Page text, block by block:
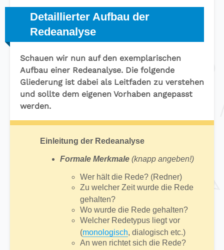
Detaillierter Aufbau der
Redeanalyse
Schauen wir nun auf den exemplarischen
Aufbau einer Redeanalyse. Die folgende
Gliederung ist dabei als Leitfaden zu verstehen
und sollte dem eigenen Vorhaben angepasst
werden.
Einleitung der Redeanalyse
Formale Merkmale (knapp angeben!)
Wer hält die Rede? (Redner)
Zu welcher Zeit wurde die Rede
gehalten?
Wo wurde die Rede gehalten?
Welcher Redetypus liegt vor
(monologisch, dialogisch etc.)
An wen richtet sich die Rede?